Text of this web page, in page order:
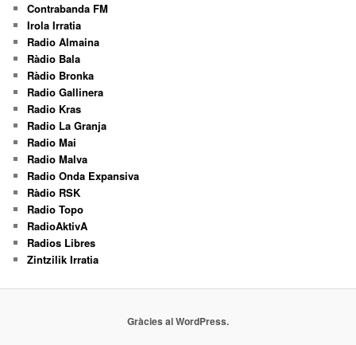
Contrabanda FM
Irola Irratia
Radio Almaina
Ràdio Bala
Ràdio Bronka
Radio Gallinera
Radio Kras
Radio La Granja
Radio Mai
Radio Malva
Radio Onda Expansiva
Ràdio RSK
Radio Topo
RadioAktivA
Radios Libres
Zintzilik Irratia
Gràcies al WordPress.